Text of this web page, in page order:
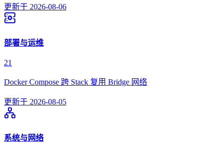
更新于 2026-08-06
部署与运维
21
Docker Compose 跨 Stack 复用 Bridge 网络
更新于 2026-08-05
系统与网络